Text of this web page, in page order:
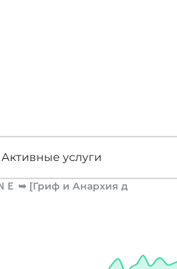
Активные услуги
ＮＥ ➥ [Гриф и Анархия д